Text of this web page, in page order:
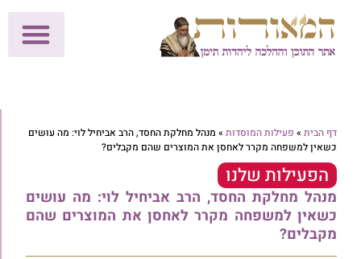
דף הבית » פעילות המוסדות » מנהל מחלקת החסד, הרב אביחיל לוי: מה עושים
כשאין למשפחה מקרר לאחסן את המוצרים שהם מקבלים?
הפעילות שלנו
מנהל מחלקת החסד, הרב אביחיל לוי: מה עושים
כשאין למשפחה מקרר לאחסן את המוצרים שהם
מקבלים?